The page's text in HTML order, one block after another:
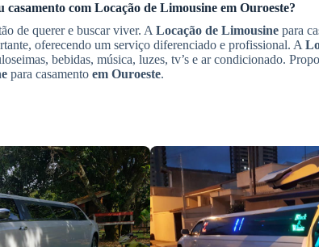
casamento com Locação de Limousine em Ouroeste?
de querer e buscar viver. A Locação de Limousine para
oferecendo um serviço diferenciado e profissional. A
bebidas, música, luzes, tv’s e ar condicionado.
para casamento em Ouroeste.